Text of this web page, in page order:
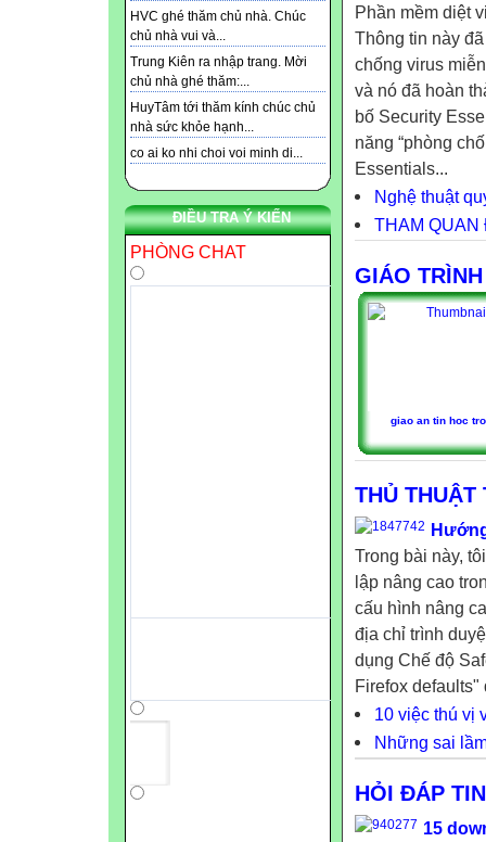
HVC ghé thăm chủ nhà. Chúc
chủ nhà vui và...
Trung Kiên ra nhập trang. Mời
chủ nhà ghé thăm:...
HuyTâm tới thăm kính chúc chủ
nhà sức khỏe hạnh...
co ai ko nhi choi voi minh di...
ĐIỀU TRA Ý KIẾN
PHÒNG CHAT
Phần mềm diệt
Thông tin này
chống virus
và nó đã hoàn
bố Security
năng “phòng
Essentials...
Nghệ thuật
THAM QUAN
GIÁO
giao an tin hoc
THỦ THUẬT
Trong bài này,
lập nâng cao
cấu hình nâng
địa chỉ trình
dụng Chế độ
Firefox
10 việc thú vị
Những sai
HỎI ĐÁP
15